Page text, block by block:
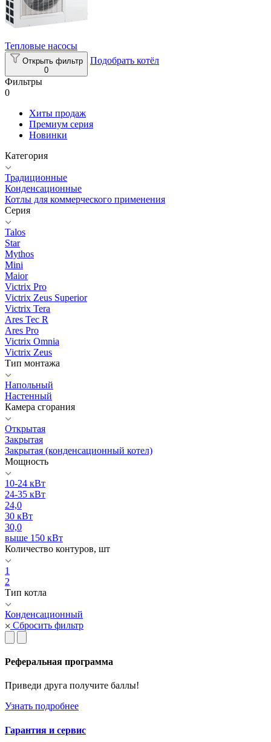
Тепловые насосы
Открыть фильтр
0
Подобрать котёл
Фильтры
0
Хиты продаж
Премиум серия
Новинки
Категория
Традиционные
Конденсационные
Котлы для коммерческого применения
Серия
Talos
Star
Mythos
Mini
Maior
Victrix Pro
Victrix Zeus Superior
Victrix Tera
Ares Tec R
Ares Pro
Victrix Omnia
Victrix Zeus
Тип монтажа
Напольный
Настенный
Камера сгорания
Открытая
Закрытая
Закрытая (конденсационный котел)
Мощность
10-24 кВт
24-35 кВт
24,0
30 кВт
30,0
выше 150 кВт
Количество контуров, шт
1
2
Тип котла
Конденсационный
Сбросить фильтр
Реферальная программа
Приведи друга получите баллы!
Узнать подробнее
Гарантия и сервис